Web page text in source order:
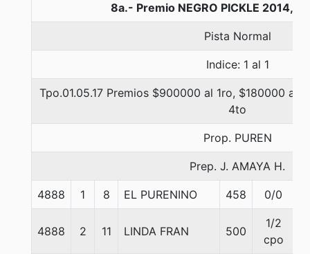
8a.- Premio NEGRO PICKLE 2014,
Pista Normal
Indice: 1 al 1
Tpo.01.05.17 Premios $900000 al 1ro, $180000 al
4to
Prop. PUREN
Prep. J. AMAYA H.
4888 1 8 EL PURENINO 458 0/0
4888 2 11 LINDA FRAN 500
1/2
cpo